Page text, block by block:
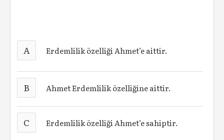
A Erdemlilik özelliği Ahmet’e aittir.
B Ahmet Erdemlilik özelliğine aittir.
C Erdemlilik özelliği Ahmet’e sahiptir.